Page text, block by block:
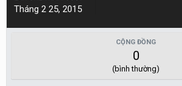
Tháng 2 25, 2015
CỘNG ĐỒNG
0
(bình thường)